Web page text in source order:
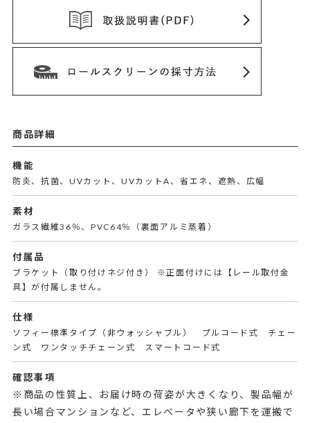
商品詳細
機能
防炎、抗菌、UVカット、UVカットA、省エネ、遮熱、広幅
素材
ガラス繊維36％、PVC64％（裏面アルミ蒸着）
付属品
ブラケット（取り付けネジ付き） ※正面付けには【レール取付金
具】が付属しません。
仕様
ソフィー標準タイプ（非ウォッシャブル） プルコード式 チェー
ン式 ワンタッチチェーン式 スマートコード式
確認事項
※商品の性質上、お届け時の荷姿が大きくなり、製品幅が
長い場合マンションなど、エレベータや狭い廊下を運搬で